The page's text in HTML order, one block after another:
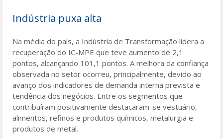
Indústria puxa alta
Na média do país, a Indústria de Transformação lidera a
recuperação do IC-MPE que teve aumento de 2,1
pontos, alcançando 101,1 pontos. A melhora da confiança
observada no setor ocorreu, principalmente, devido ao
avanço dos indicadores de demanda interna prevista e
tendência dos negócios. Entre os segmentos que
contribuíram positivamente destacaram-se vestuário,
alimentos, refinos e produtos químicos, metalurgia e
produtos de metal.